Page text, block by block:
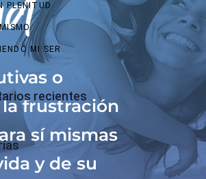
o
frustración
sí mismas
y de su
PLENITUD
MI SER
recientes